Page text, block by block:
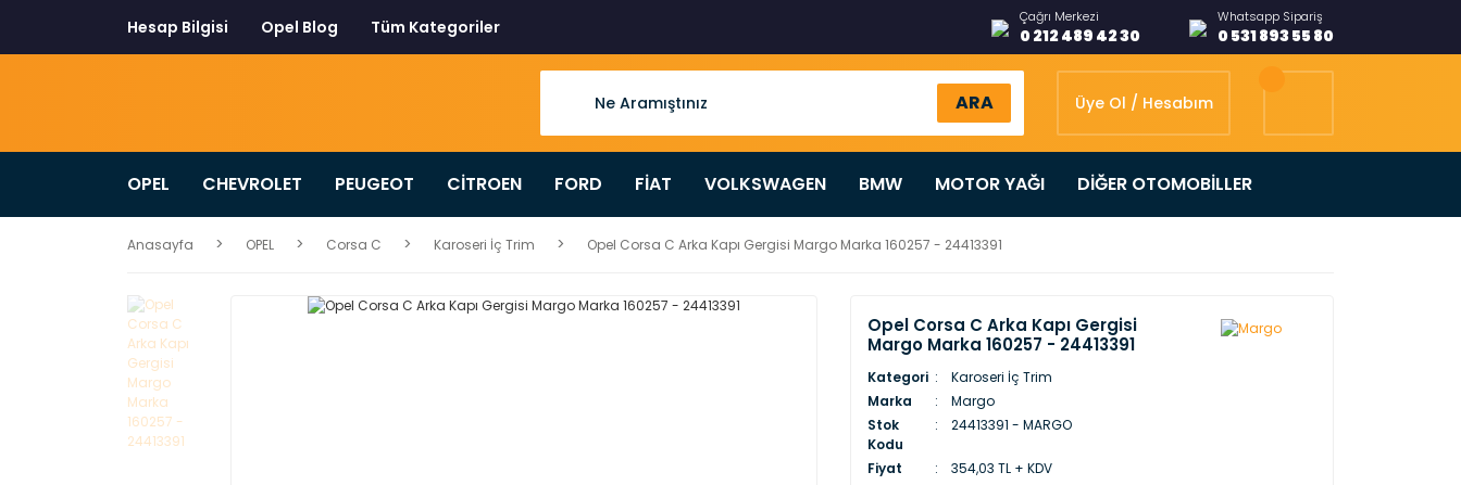
Hesap Bilgisi Opel Blog Tüm Kategoriler Çağrı Merkezi
0 212 489 42 30
Whatsapp Sipariş
0 531 893 55 80
ARA Üye Ol / Hesabım
OPEL CHEVROLET PEUGEOT CİTROEN FORD FİAT VOLKSWAGEN BMW MOTOR YAĞI DİĞER OTOMOBİLLER
Anasayfa OPEL Corsa C Karoseri İç Trim Opel Corsa C Arka Kapı Gergisi Margo Marka 160257 - 24413391
Opel Corsa C Arka Kapı Gergisi
Margo Marka 160257 - 24413391
Kategori
Karoseri İç Trim
Marka
Margo
Stok
Kodu
24413391 - MARGO
Fiyat 354,03 TL + KDV